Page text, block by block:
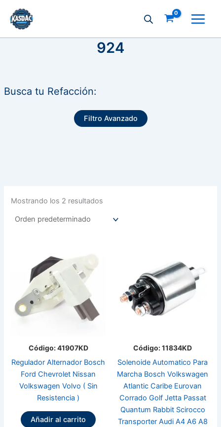
contenido
924
Busca tu Refacción:
Filtro Avanzado
Mostrando los 2 resultados
Código: 41907KD
Regulador Alternador Bosch
Ford Chevrolet Nissan
Volkswagen Volvo ( Sin
Resistencia )
Añadir al carrito
Código: 11834KD
Solenoide Automatico Para
Marcha Bosch Volkswagen
Atlantic Caribe Eurovan
Corrado Golf Jetta Passat
Quantum Rabbit Scirocco
Transporter Audi A4 A6 A8